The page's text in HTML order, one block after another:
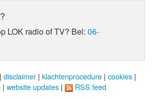
LOK radio of TV? Bel:06-
| disclaimer | klachtenprocedure | cookies |
| website updates | RSS feed